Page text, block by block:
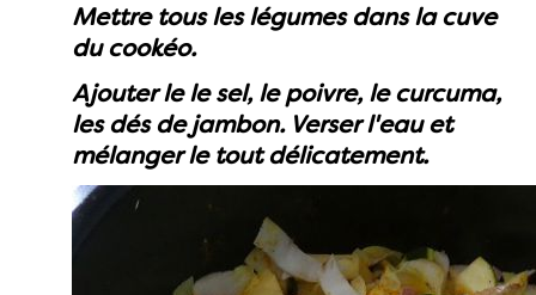
Mettre tous les légumes dans la cuve
du cookéo.
Ajouter le le sel, le poivre, le curcuma,
les dés de jambon. Verser l'eau et
mélanger le tout délicatement.